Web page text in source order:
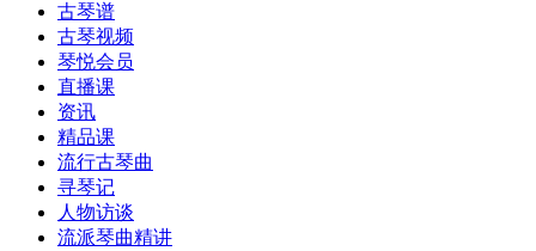
古琴谱
古琴视频
琴悦会员
直播课
资讯
精品课
流行古琴曲
寻琴记
人物访谈
流派琴曲精讲